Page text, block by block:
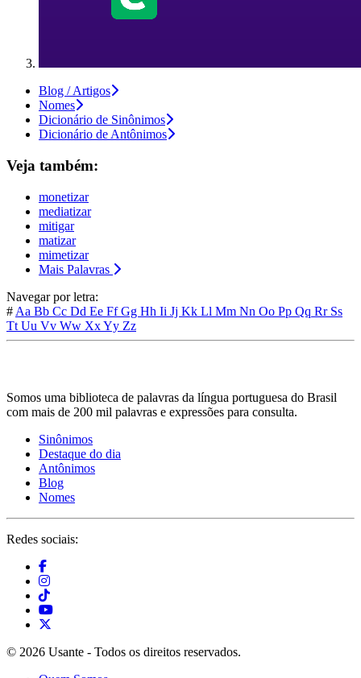
Blog / Artigos
Nomes
Dicionário de Sinônimos
Dicionário de Antônimos
Veja também:
monetizar
mediatizar
mitigar
matizar
mimetizar
Mais Palavras
Navegar por letra:
# Aa Bb Cc Dd Ee FfGg Hh Ii Jj Kk Ll Mm Nn Oo Pp Qq Rr Ss
Tt Uu Vv Ww XxYy Zz
Somos uma biblioteca de palavras da língua portuguesa do Brasil
com mais de 200 mil palavras e expressões para consulta.
Sinônimos
Destaque do dia
Antônimos
Blog
Nomes
Redes sociais:
© 2026 Usante - Todos os direitos reservados.